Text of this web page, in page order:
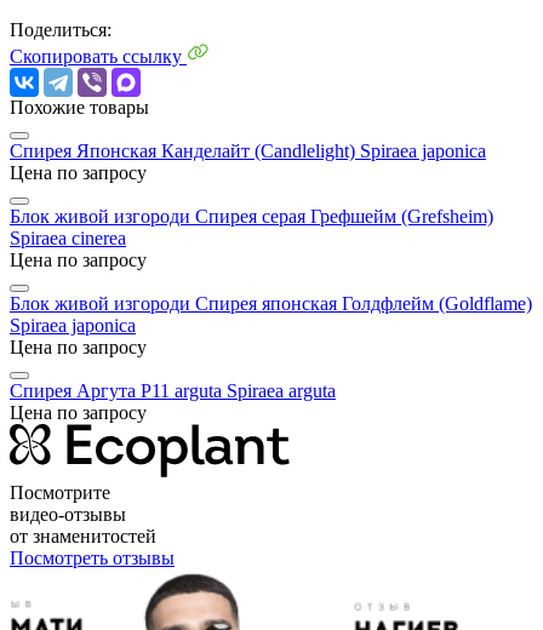
Поделиться:
Скопировать ссылку
Похожие товары
Cпирея Японская Канделайт (Candlelight) Spiraea japonica
Цена по запросу
Блок живой изгороди Спирея серая Грефшейм (Grefsheim)
Spiraea cinerea
Цена по запросу
Блок живой изгороди Спирея японская Голдфлейм (Goldflame)
Spiraea japonica
Цена по запросу
Спирея Аргута P11 arguta Spiraea arguta
Цена по запросу
Посмотрите
видео-отзывы
от знаменитостей
Посмотреть отзывы